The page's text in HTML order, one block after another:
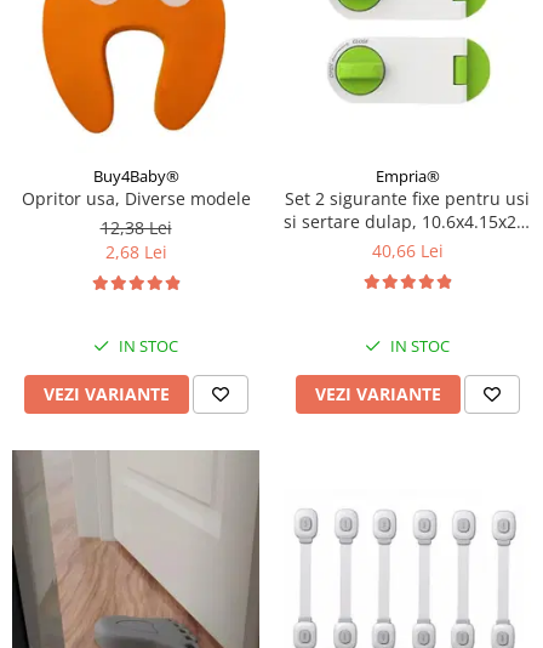
Buy4Baby®
Opritor usa, Diverse modele
12,38 Lei
2,68 Lei
IN STOC
VEZI VARIANTE
Empria®
Set 2 sigurante fixe pentru usi
si sertare dulap, 10.6x4.15x2.2
cm, Diverse culori
40,66 Lei
IN STOC
VEZI VARIANTE